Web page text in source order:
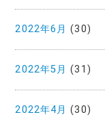
2022年6月 (30)
2022年5月 (31)
2022年4月 (30)